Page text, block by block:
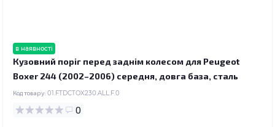
в наявності
Кузовний поріг перед заднім колесом для Peugeot
Boxer 244 (2002–2006) середня, довга база, сталь
Код товару: 01.FTDCTOX230.ALL.F.0
0